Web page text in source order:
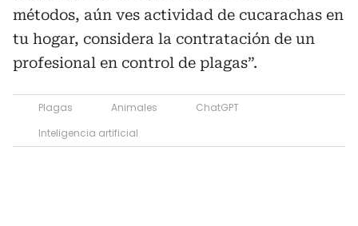
métodos, aún ves actividad de cucarachas en
tu hogar, considera la contratación de un
profesional en control de plagas”.
Plagas Animales
ChatGPT
Inteligencia artificial